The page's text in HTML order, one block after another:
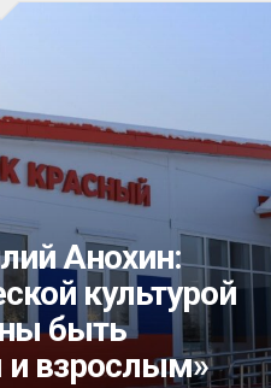
культуры
Анохин:
культурой
быть
и взрослым»